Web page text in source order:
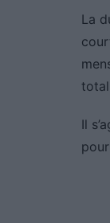
La
Il